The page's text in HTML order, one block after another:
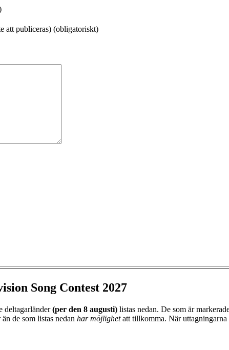
att publiceras) (obligatoriskt)
Song Contest 2027
deltagarländer(per den 8 augusti) listas nedan. De som är
de som listas nedan har möjlighetatt tillkomma. När